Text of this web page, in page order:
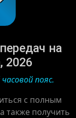
на
2026
пояс.
с полным
также получить